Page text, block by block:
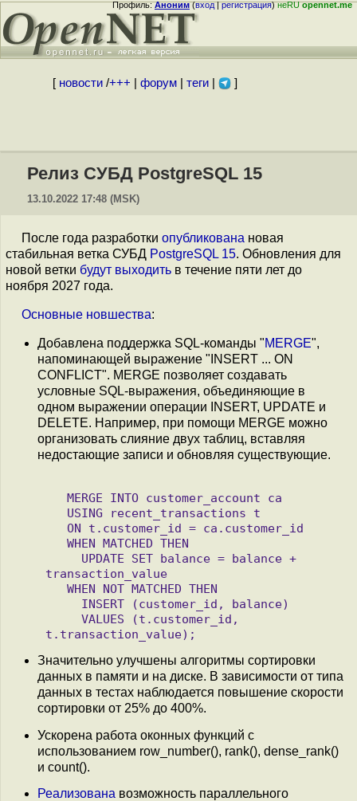
Профиль:Аноним(вход|регистрация)неRUopennet.me
[ новости/+++ форум| теги| ]
Релиз СУБД PostgreSQL 15
13.10.2022 17:48 (MSK)
После года разработки опубликована новая
стабильная ветка СУБД PostgreSQL 15. Обновления для
новой ветки будут выходить в течение пяти лет до
ноября 2027 года.
Основные новшества:
Добавлена поддержка SQL-команды "MERGE",
напоминающей выражение "INSERT ... ON
CONFLICT". MERGE позволяет создавать
условные SQL-выражения, объединяющие в
одном выражении операции INSERT, UPDATE и
DELETE. Например, при помощи MERGE можно
организовать слияние двух таблиц, вставляя
недостающие записи и обновляя существующие.
transaction_value
Значительно улучшены алгоритмы сортировки
данных в памяти и на диске. В зависимости от типа
данных в тестах наблюдается повышение скорости
сортировки от 25% до 400%.
Ускорена работа оконных функций с
использованием row_number(), rank(), dense_rank()
и count().
Реализована возможность параллельного